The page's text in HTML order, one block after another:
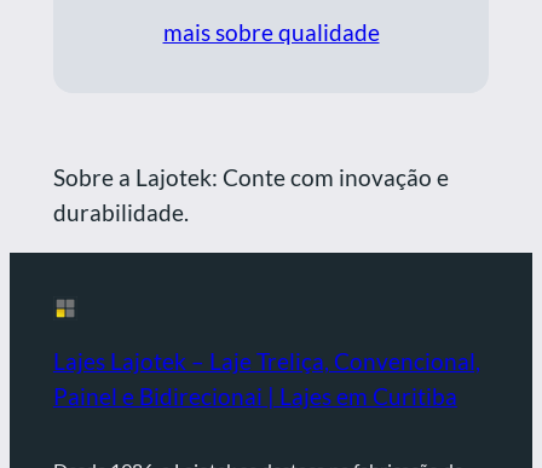
mais sobre qualidade
Sobre a Lajotek: Conte com inovação e
durabilidade.
Lajes Lajotek – Laje Treliça, Convencional,
Painel e Bidirecionai | Lajes em Curitiba